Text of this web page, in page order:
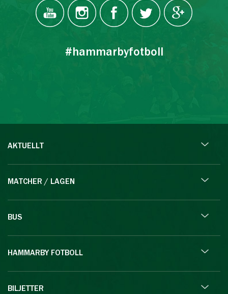
#hammarbyfotboll
AKTUELLT
MATCHER / LAGEN
BUS
HAMMARBY FOTBOLL
BILJETTER